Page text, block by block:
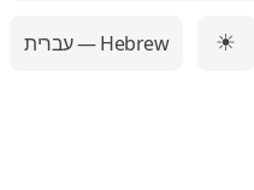
☀ עברית — Hebrew